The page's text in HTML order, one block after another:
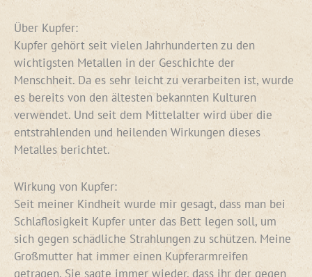
Über Kupfer:
Kupfer gehört seit vielen Jahrhunderten zu den
wichtigsten Metallen in der Geschichte der
Menschheit. Da es sehr leicht zu verarbeiten ist, wurde
es bereits von den ältesten bekannten Kulturen
verwendet. Und seit dem Mittelalter wird über die
entstrahlenden und heilenden Wirkungen dieses
Metalles berichtet.
Wirkung von Kupfer:
Seit meiner Kindheit wurde mir gesagt, dass man bei
Schlaflosigkeit Kupfer unter das Bett legen soll, um
sich gegen schädliche Strahlungen zu schützen. Meine
Großmutter hat immer einen Kupferarmreifen
getragen. Sie sagte immer wieder, dass ihr der gegen